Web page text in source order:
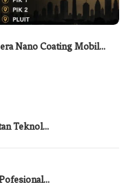
Nano Coating Mobil…
Teknol…